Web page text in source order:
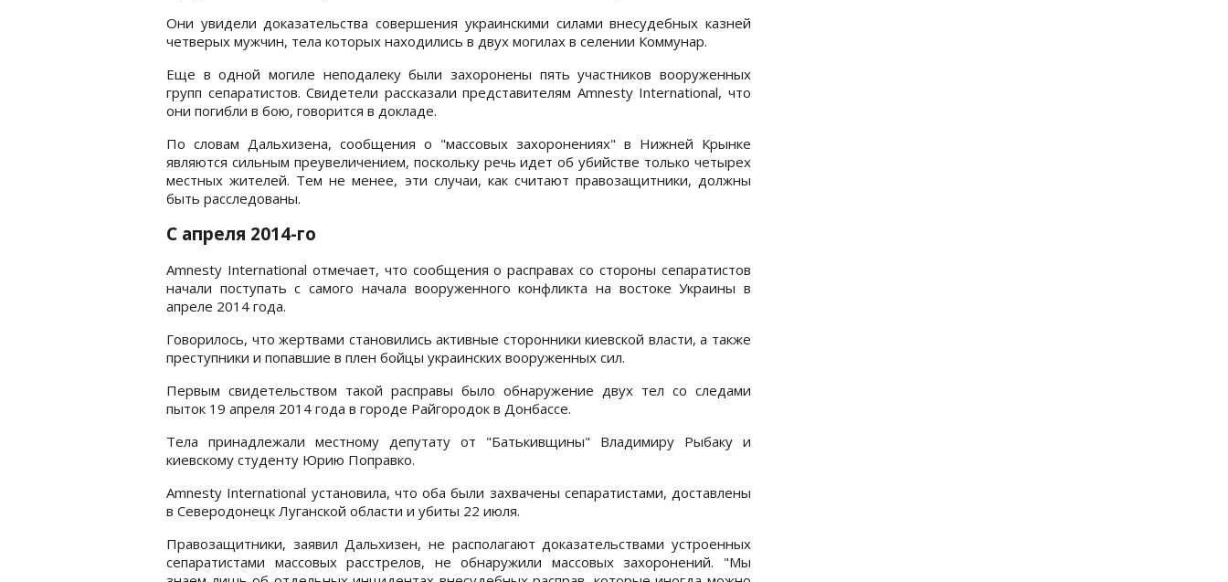
Они увидели доказательства совершения украинскими силами внесудебных казней
четверых мужчин, тела которых находились в двух могилах в селении Коммунар.
Еще в одной могиле неподалеку были захоронены пять участников вооруженных
групп сепаратистов. Свидетели рассказали представителям Amnesty International, что
они погибли в бою, говорится в докладе.
По словам Дальхизена, сообщения о "массовых захоронениях" в Нижней Крынке
являются сильным преувеличением, поскольку речь идет об убийстве только четырех
местных жителей. Тем не менее, эти случаи, как считают правозащитники, должны
быть расследованы.
С апреля 2014-го
Amnesty International отмечает, что сообщения о расправах со стороны сепаратистов
начали поступать с самого начала вооруженного конфликта на востоке Украины в
апреле 2014 года.
Говорилось, что жертвами становились активные сторонники киевской власти, а также
преступники и попавшие в плен бойцы украинских вооруженных сил.
Первым свидетельством такой расправы было обнаружение двух тел со следами
пыток 19 апреля 2014 года в городе Райгородок в Донбассе.
Тела принадлежали местному депутату от "Батькивщины" Владимиру Рыбаку и
киевскому студенту Юрию Поправко.
Amnesty International установила, что оба были захвачены сепаратистами, доставлены
в Северодонецк Луганской области и убиты 22 июля.
Правозащитники, заявил Дальхизен, не располагают доказательствами устроенных
сепаратистами массовых расстрелов, не обнаружили массовых захоронений. "Мы